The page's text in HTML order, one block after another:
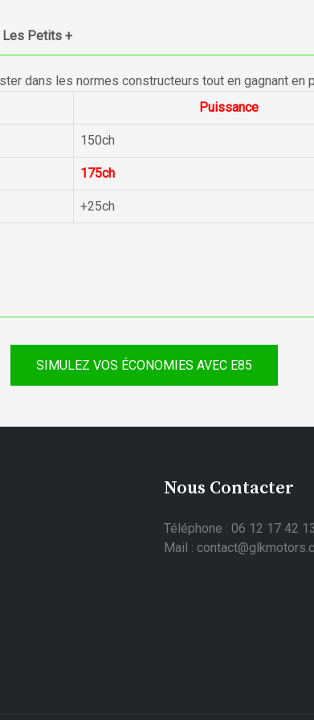
Les Petits +
dans les normes constructeurs tout en gagnant en
Puissance
150ch
175ch
+25ch
SIMULEZ VOS ÉCONOMIES AVEC E85
Nous Contacter
Téléphone : 06 12 17 42 13
Mail :